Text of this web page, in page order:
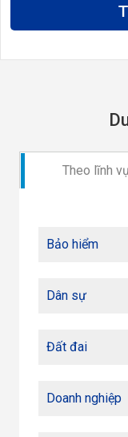
Theo lĩnh
Bảo hiểm
Dân sự
Đất đai
Doanh nghiệp